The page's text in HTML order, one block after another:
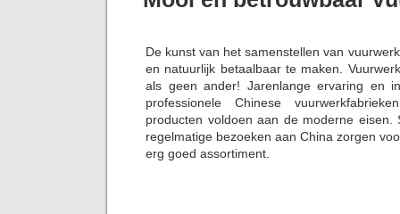
De kunst van het samenstellen van
en natuurlijk betaalbaar te maken.
als geen ander! Jarenlange ervaring en
professionele Chinese
producten voldoen aan de moderne eisen.
regelmatige bezoeken aan China zorgen
erg goed assortiment.